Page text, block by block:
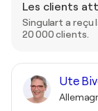
Les clients
Singulart a
20 000 clients.
Ute